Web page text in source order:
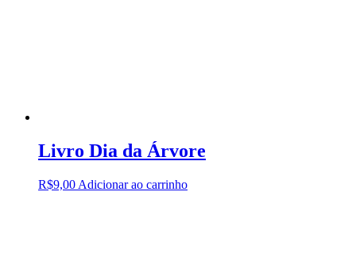
Livro Dia da Árvore
R$9,00 Adicionar ao carrinho